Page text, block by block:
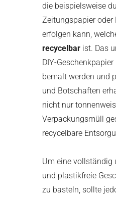
die beispielsweise
Zeitungspapier oder
erfolgen kann,
recycelbar ist. Das
DIY-
bemalt werden und
und Botschaften
nicht nur
Verpackungsmüll
recycelbare
Um eine vollständig
und plastikfreie
zu basteln, sollte